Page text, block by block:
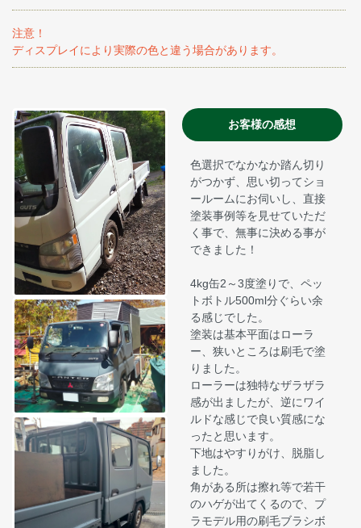
注意！
ディスプレイにより実際の色と違う場合があります。
お客様の感想
色選択でなかなか踏ん切り
がつかず、思い切ってショ
ールームにお伺いし、直接
塗装事例等を見せていただ
く事で、無事に決める事が
できました！
4kg缶2～3度塗りで、ペッ
トボトル500ml分ぐらい余
る感じでした。
塗装は基本平面はローラ
ー、狭いところは刷毛で塗
りました。
ローラーは独特なザラザラ
感が出ましたが、逆にワイ
ルドな感じで良い質感にな
ったと思います。
下地はやすりがけ、脱脂し
ました。
角がある所は擦れ等で若干
のハゲが出てくるので、プ
ラモデル用の刷毛ブラシボ